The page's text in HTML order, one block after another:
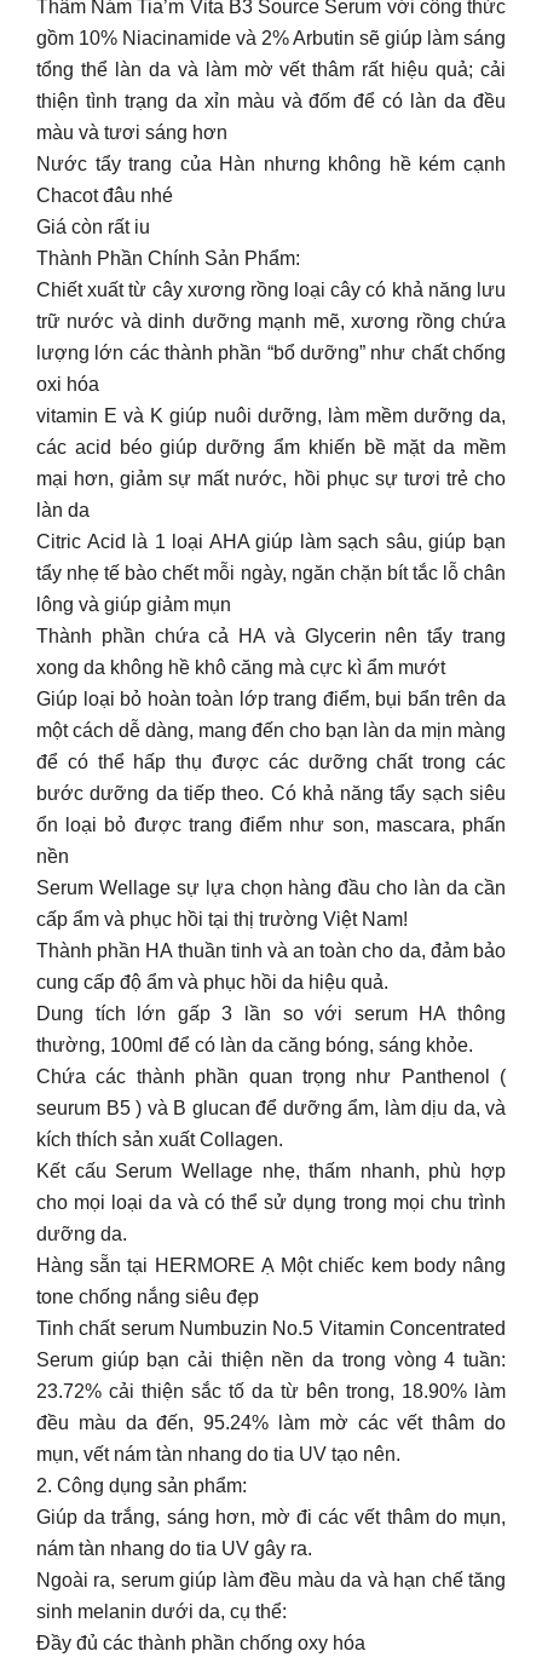
Thâm Nám Tia’m Vita B3 Source Serum với công thức
gồm 10% Niacinamide và 2% Arbutin sẽ giúp làm sáng
tổng thể làn da và làm mờ vết thâm rất hiệu quả; cải
thiện tình trạng da xỉn màu và đốm để có làn da đều
màu và tươi sáng hơn
Nước tẩy trang của Hàn nhưng không hề kém cạnh
Chacot đâu nhé
Giá còn rất iu
Thành Phần Chính Sản Phẩm:
Chiết xuất từ cây xương rồng loại cây có khả năng lưu
trữ nước và dinh dưỡng mạnh mẽ, xương rồng chứa
lượng lớn các thành phần “bổ dưỡng” như chất chống
oxi hóa
vitamin E và K giúp nuôi dưỡng, làm mềm dưỡng da,
các acid béo giúp dưỡng ẩm khiến bề mặt da mềm
mại hơn, giảm sự mất nước, hồi phục sự tươi trẻ cho
làn da
Citric Acid là 1 loại AHA giúp làm sạch sâu, giúp bạn
tẩy nhẹ tế bào chết mỗi ngày, ngăn chặn bít tắc lỗ chân
lông và giúp giảm mụn
Thành phần chứa cả HA và Glycerin nên tẩy trang
xong da không hề khô căng mà cực kì ẩm mướt
Giúp loại bỏ hoàn toàn lớp trang điểm, bụi bẩn trên da
một cách dễ dàng, mang đến cho bạn làn da mịn màng
để có thể hấp thụ được các dưỡng chất trong các
bước dưỡng da tiếp theo. Có khả năng tẩy sạch siêu
ổn loại bỏ được trang điểm như son, mascara, phấn
nền
Serum Wellage sự lựa chọn hàng đầu cho làn da cần
cấp ẩm và phục hồi tại thị trường Việt Nam!
Thành phần HA thuần tinh và an toàn cho da, đảm bảo
cung cấp độ ẩm và phục hồi da hiệu quả.
Dung tích lớn gấp 3 lần so với serum HA thông
thường, 100ml để có làn da căng bóng, sáng khỏe.
Chứa các thành phần quan trọng như Panthenol (
seurum B5 ) và B glucan để dưỡng ẩm, làm dịu da, và
kích thích sản xuất Collagen.
Kết cấu Serum Wellage nhẹ, thấm nhanh, phù hợp
cho mọi loại da và có thể sử dụng trong mọi chu trình
dưỡng da.
Hàng sẵn tại HERMORE Ạ Một chiếc kem body nâng
tone chống nắng siêu đẹp
Tinh chất serum Numbuzin No.5 Vitamin Concentrated
Serum giúp bạn cải thiện nền da trong vòng 4 tuần:
23.72% cải thiện sắc tố da từ bên trong, 18.90% làm
đều màu da đến, 95.24% làm mờ các vết thâm do
mụn, vết nám tàn nhang do tia UV tạo nên.
2. Công dụng sản phẩm:
Giúp da trắng, sáng hơn, mờ đi các vết thâm do mụn,
nám tàn nhang do tia UV gây ra.
Ngoài ra, serum giúp làm đều màu da và hạn chế tăng
sinh melanin dưới da, cụ thể:
Đầy đủ các thành phần chống oxy hóa